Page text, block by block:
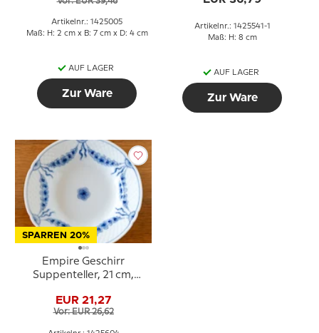
Artikelnr.: 1425005
Maß: H: 2 cm x B: 7 cm x D: 4 cm
AUF LAGER
Zur Ware
Artikelnr.: 1425541-1
Maß: H: 8 cm
AUF LAGER
Zur Ware
SPARREN 20%
Empire Geschirr
Suppenteller, 21 cm,
oder 604
EUR 21,27
Vor: EUR 26,62